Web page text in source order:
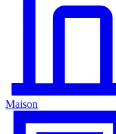
Maison